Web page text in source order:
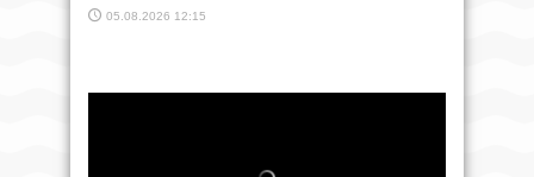
05.08.2026 12:15